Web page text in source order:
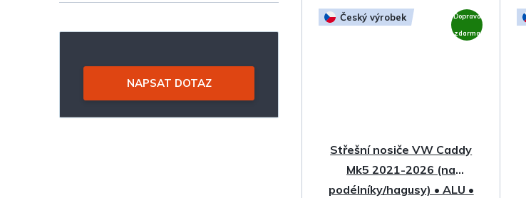
NAPSAT DOTAZ
Český výrobek Doprava
zdarma
Střešní nosiče VW Caddy
Mk5 2021-2026 (na
podélníky/hagusy) • ALU •